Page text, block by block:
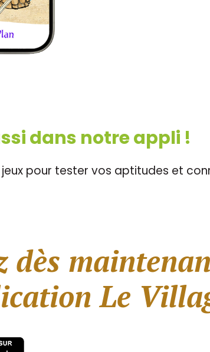
dans notre appli !
pour tester vos aptitudes et
dès
Le